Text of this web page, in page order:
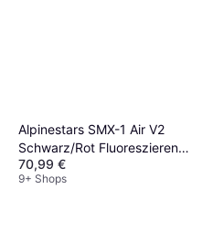
Alpinestars SMX-1 Air V2
Schwarz/Rot Fluoreszierend
Herren
70,99 €
9+ Shops